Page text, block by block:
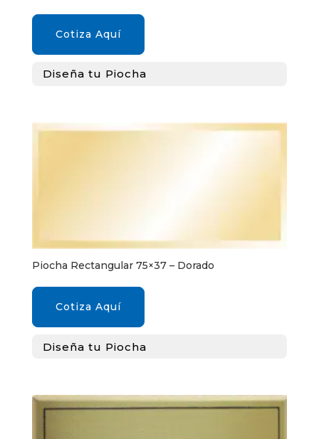
Cotiza Aquí
Diseña tu Piocha
Piocha Rectangular 75×37 – Dorado
Cotiza Aquí
Diseña tu Piocha